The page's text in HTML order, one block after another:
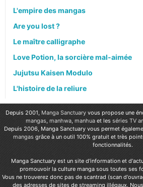
L'empire des mangas
Are you lost ?
Le maître calligraphe
Love Potion, la sorcière mal-aimée
Jujutsu Kaisen Modulo
L'histoire de la reliure
Depuis 2001, Manga Sanctuary vous propose une
mangas, manhwa, manhuaet les séries TV
Depuis 2006, Manga Sanctuary vous permet
mangas grâce à un outil 100% gratuit et très
fonctionnalités.
Manga Sanctuary est un site d'information et
promouvoir la culture manga sous toutes ses
Vous ne trouverez donc pas de scantrad (scan
des adresses de sites de streaming illégaux.